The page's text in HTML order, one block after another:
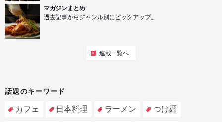
マガジンまとめ
過去記事からジャンル別にピックアップ。
連載一覧へ
話題のキーワード
カフェ 日本料理 ラーメン つけ麺